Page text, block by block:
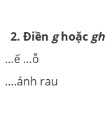
2. Điền ghoặc gh
…ế …ỗ
….ánh rau